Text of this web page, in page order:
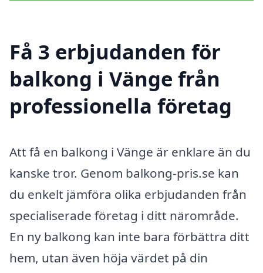
Få 3 erbjudanden för
balkong i Vänge från
professionella företag
Att få en balkong i Vänge är enklare än du
kanske tror. Genom balkong-pris.se kan
du enkelt jämföra olika erbjudanden från
specialiserade företag i ditt närområde.
En ny balkong kan inte bara förbättra ditt
hem, utan även höja värdet på din